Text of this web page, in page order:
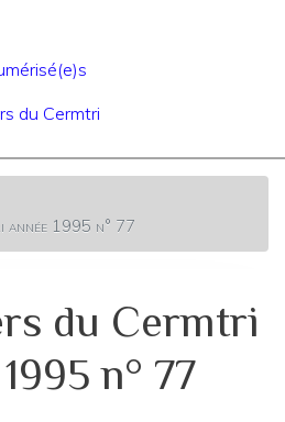
du Cermtri
année 1995 n° 77
du Cermtri
n° 77